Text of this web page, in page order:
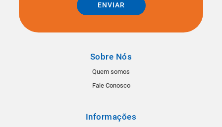
ENVIAR
Sobre Nós
Quem somos
Fale Conosco
Informações